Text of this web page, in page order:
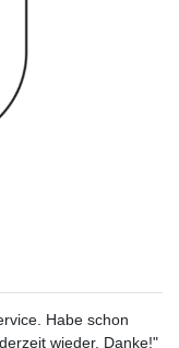
Habe schon
wieder. Danke!"